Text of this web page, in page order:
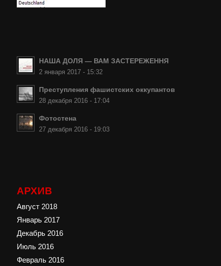
НАША ДОЛЯ — ВАМ ЗАСТЕРЕЖЕННЯ
2 января 2017 - 15:32
Преступления фашистских оккупантов
28 декабря 2016 - 17:04
Фотостена
27 декабря 2016 - 19:03
АРХИВ
Август 2018
Январь 2017
Декабрь 2016
Июль 2016
Февраль 2016